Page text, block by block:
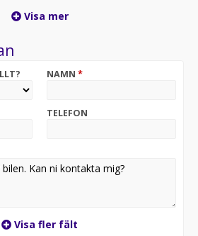
Varmt välkommen in på besök till
konfiguration.
Visa mer
NAMN *
TELEFON
Visa fler fält